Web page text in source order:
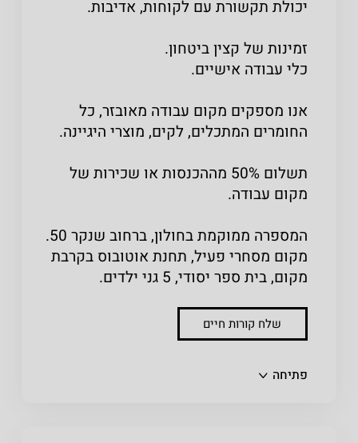
יכולת תקשורת עם לקוחות, אדיבות.
זמינות של קצין ביטחון.
כלי עבודה אישיים.
אנו מספקים מקום עבודה מאובזר, כל
החומרים המתכלים, לקים, מוצרי היגיינה.
תשלום 50% מההכנסות או שכירות של
מקום עבודה.
המספרה ממוקמת בחולון, ברחוב שנקר 50.
מקום מסחרי פעיל, תחנת אוטובוס בקרבת
מקום, בית ספר יסודי, 5 גני ילדים.
שלח קורות חיים
פתיחה